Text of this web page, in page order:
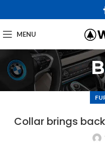
MENU
Collar brings